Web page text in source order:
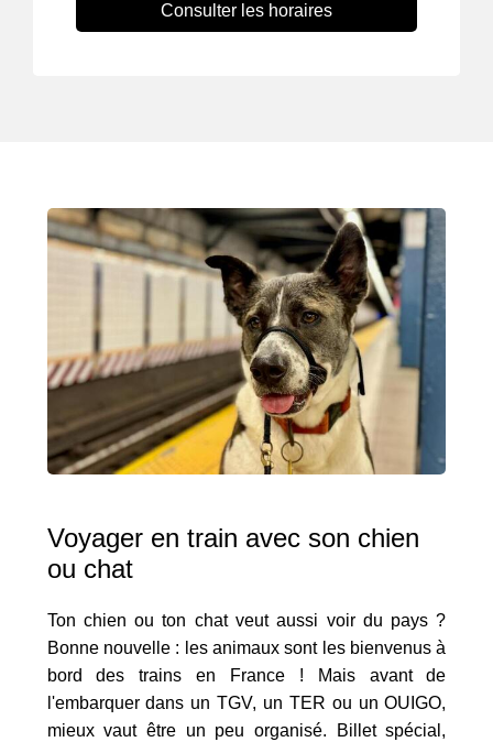
Consulter les horaires
Voyager en train avec son chien
ou chat
Ton chien ou ton chat veut aussi voir du pays ?
Bonne nouvelle : les animaux sont les bienvenus à
bord des trains en France ! Mais avant de
l'embarquer dans un TGV, un TER ou un OUIGO,
mieux vaut être un peu organisé. Billet spécial,